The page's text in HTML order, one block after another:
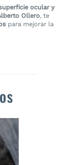
ocular y
Ollero, te
para mejorar la